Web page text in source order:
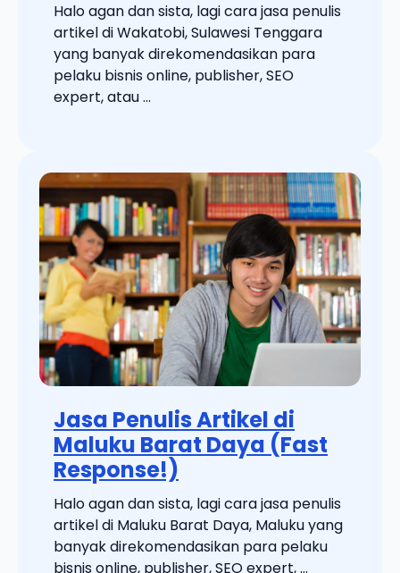
Halo agan dan sista, lagi cara jasa penulis
artikel di Wakatobi, Sulawesi Tenggara
yang banyak direkomendasikan para
pelaku bisnis online, publisher, SEO
expert, atau ...
Jasa Penulis Artikel di
Maluku Barat Daya (Fast
Response!)
Halo agan dan sista, lagi cara jasa penulis
artikel di Maluku Barat Daya, Maluku yang
banyak direkomendasikan para pelaku
bisnis online, publisher, SEO expert, ...